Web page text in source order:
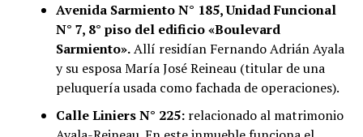
Avenida Sarmiento N° 185, Unidad Funcional
N° 7, 8° piso del edificio «Boulevard
Sarmiento».Allí residían Fernando Adrián Ayala
y su esposa María José Reineau (titular de una
peluquería usada como fachada de operaciones).
Calle Liniers N° 225:relacionado al matrimonio